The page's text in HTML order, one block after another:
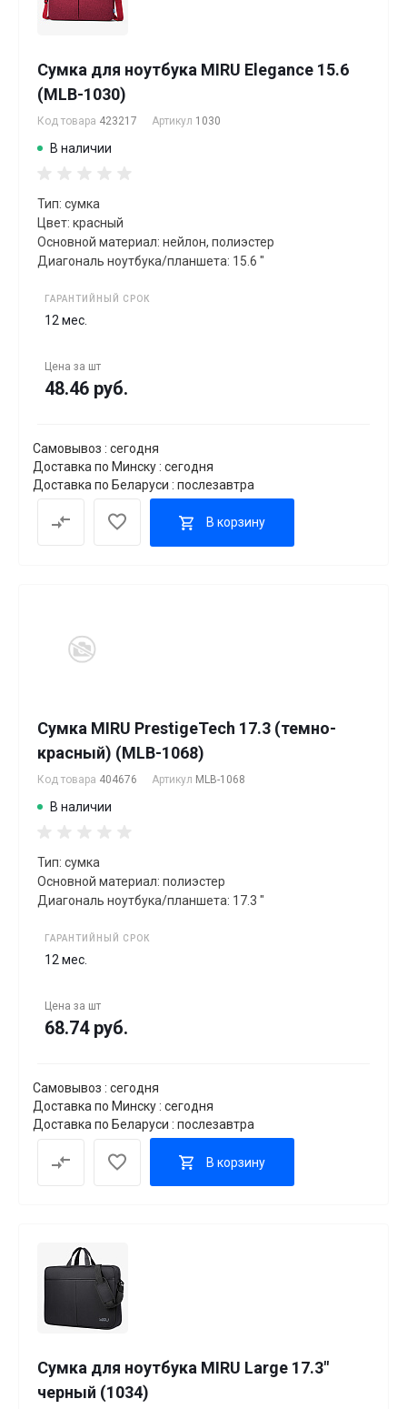
Сумка для ноутбука MIRU Elegance 15.6
(MLB-1030)
Код товара 423217 Артикул 1030
В наличии
Тип: сумка
Цвет: красный
Основной материал: нейлон, полиэстер
Диагональ ноутбука/планшета: 15.6 "
ГАРАНТИЙНЫЙ СРОК
12 мес.
Цена за шт
48.46 руб.
Самовывоз : сегодня
Доставка по Минску : сегодня
Доставка по Беларуси : послезавтра
В корзину
Сумка MIRU PrestigeTech 17.3 (темно-
красный) (MLB-1068)
Код товара 404676 Артикул MLB-1068
В наличии
Тип: сумка
Основной материал: полиэстер
Диагональ ноутбука/планшета: 17.3 "
ГАРАНТИЙНЫЙ СРОК
12 мес.
Цена за шт
68.74 руб.
Самовывоз : сегодня
Доставка по Минску : сегодня
Доставка по Беларуси : послезавтра
В корзину
Сумка для ноутбука MIRU Large 17.3"
черный (1034)